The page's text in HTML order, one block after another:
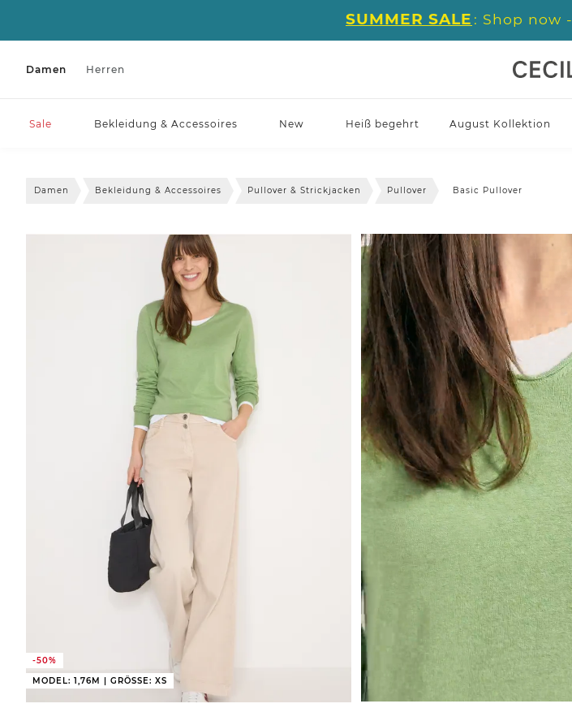
SUMMER SALE : Shop now -
Damen Herren
Sale Bekleidung & Accessoires New Heiß begehrt August Kollektion
Damen Bekleidung & Accessoires Pullover & Strickjacken Pullover Basic Pullover
-50%
MODEL: 1,76M | GRÖSSE: XS